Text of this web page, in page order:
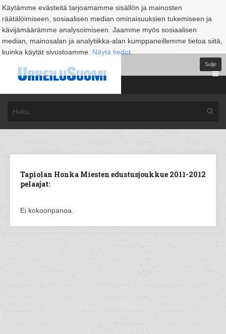
Käytämme evästeitä tarjoamamme sisällön ja mainosten
räätälöimiseen, sosiaalisen median ominaisuuksien tukemiseen ja
kävijämäärämme analysoimiseen. Jaamme myös sosiaalisen
median, mainosalan ja analytiikka-alan kumppaneillemme tietoa siitä,
kuinka käytät sivustoamme. Näytä tiedot
Sulje
Tapiolan Honka Miesten edustusjoukkue 2011-2012
pelaajat:
Ei kokoonpanoa.